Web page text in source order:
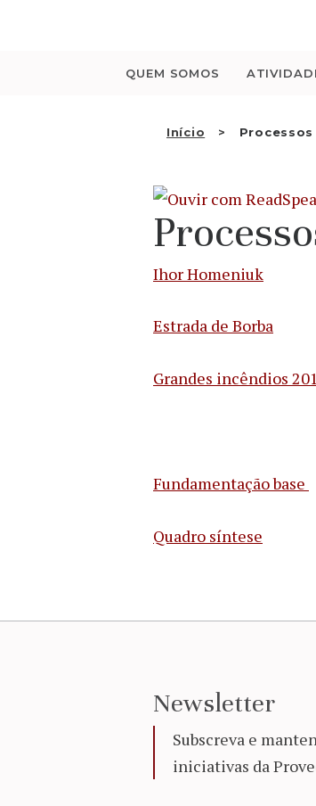
QUEM SOMOS
Início
Ihor Homeniuk
Estrada de Borba
Grandes incêndios
Fundamentação base
Quadro síntese
Newsletter
Subscreva e
iniciativas da